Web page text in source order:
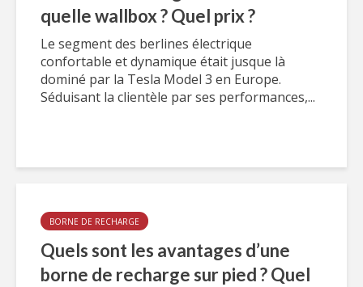
quelle wallbox ? Quel prix ?
Le segment des berlines électrique
confortable et dynamique était jusque là
dominé par la Tesla Model 3 en Europe.
Séduisant la clientèle par ses performances,...
BORNE DE RECHARGE
Quels sont les avantages d’une
borne de recharge sur pied ? Quel